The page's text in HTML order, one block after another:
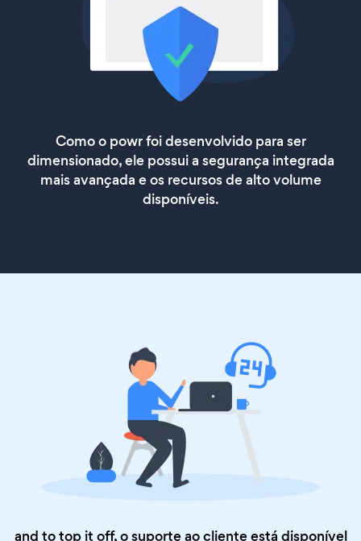
Como o powr foi desenvolvido para ser
dimensionado, ele possui a segurança integrada
mais avançada e os recursos de alto volume
disponíveis.
and to top it off, o suporte ao cliente está disponível